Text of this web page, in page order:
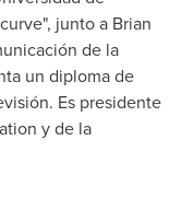
junto a Brian
de la
un diploma de
Es presidente
y de la